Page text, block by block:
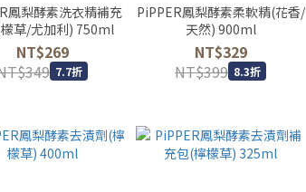
鳳梨酵素洗衣精補充
草/尤加利) 750ml
NT$269
7.7折
PiPPER鳳梨酵素柔軟精(花香/
天然) 900ml
NT$329
NT$399 8.3折